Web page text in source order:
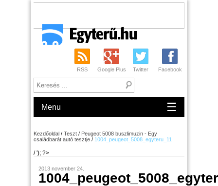
RSS Google Plus Twitter Facebook
Menu ☰
Kezdőoldal / Teszt / Peugeot 5008 buszlimuzin - Egy
családbarát autó tesztje / 1004_peugeot_5008_egyteru_11
/ '); ?>
2013 november 24.